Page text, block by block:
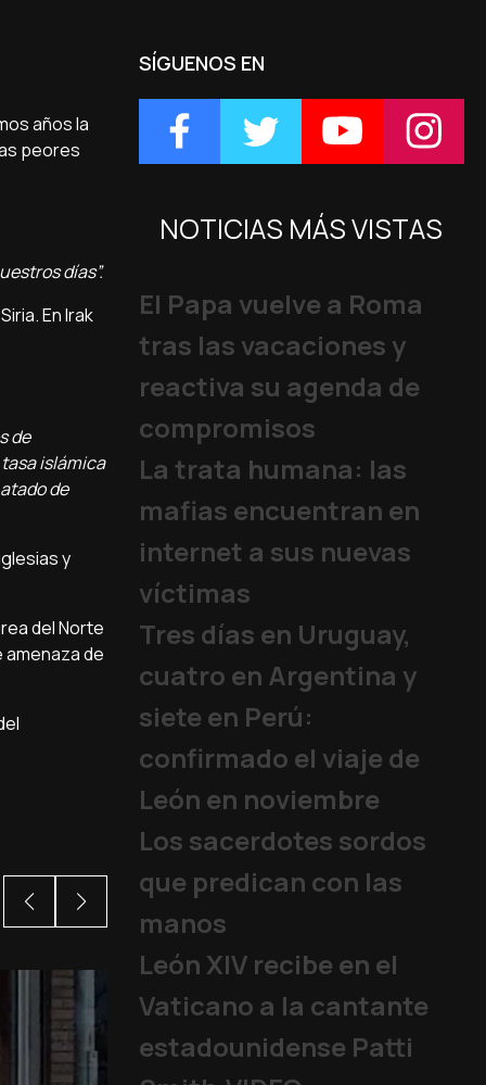
años la
peores
días”.
En Irak
de
islámica
de
y
del Norte
de
SÍGUENOS EN
NOTICIAS MÁS VISTAS
El Papa vuelve a Roma
tras las vacaciones y
reactiva su agenda de
compromisos
La trata humana: las
mafias encuentran en
internet a sus nuevas
víctimas
Tres días en Uruguay,
cuatro en Argentina y
siete en Perú:
confirmado el viaje de
León en noviembre
Los sacerdotes sordos
que predican con las
manos
León XIV recibe en el
Vaticano a la cantante
estadounidense Patti